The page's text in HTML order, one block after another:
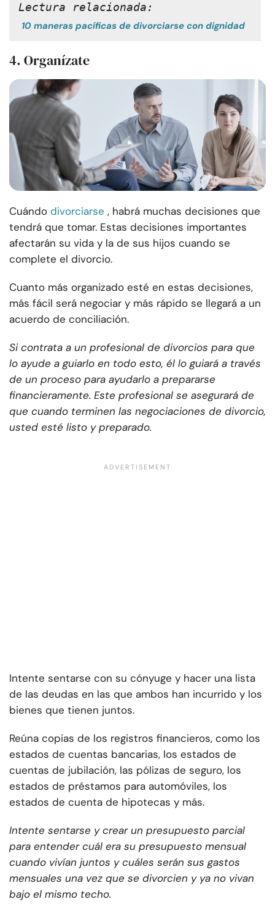
Lectura relacionada:
10 maneras pacíficas de divorciarse con dignidad
4. Organízate
Cuándo divorciarse , habrá muchas decisiones que
tendrá que tomar. Estas decisiones importantes
afectarán su vida y la de sus hijos cuando se
complete el divorcio.
Cuanto más organizado esté en estas decisiones,
más fácil será negociar y más rápido se llegará a un
acuerdo de conciliación.
Si contrata a un profesional de divorcios para que
lo ayude a guiarlo en todo esto, él lo guiará a través
de un proceso para ayudarlo a prepararse
financieramente. Este profesional se asegurará de
que cuando terminen las negociaciones de divorcio,
usted esté listo y preparado.
Intente sentarse con su cónyuge y hacer una lista
de las deudas en las que ambos han incurrido y los
bienes que tienen juntos.
Reúna copias de los registros financieros, como los
estados de cuentas bancarias, los estados de
cuentas de jubilación, las pólizas de seguro, los
estados de préstamos para automóviles, los
estados de cuenta de hipotecas y más.
Intente sentarse y crear un presupuesto parcial
para entender cuál era su presupuesto mensual
cuando vivían juntos y cuáles serán sus gastos
mensuales una vez que se divorcien y ya no vivan
bajo el mismo techo.